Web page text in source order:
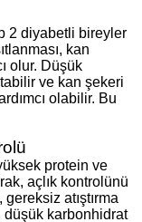
2 diyabetli bireyler
kan
olur. Düşük
ve kan şekeri
olabilir. Bu
protein ve
açlık kontrolünü
atıştırma
düşük karbonhidrat